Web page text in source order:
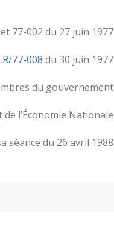
77-002 du 27 juin 1977 ;
77-008 du 30 juin 1977 ;
du gouvernement ;
l’Économie Nationale ;
séance du 26 avril 1988.